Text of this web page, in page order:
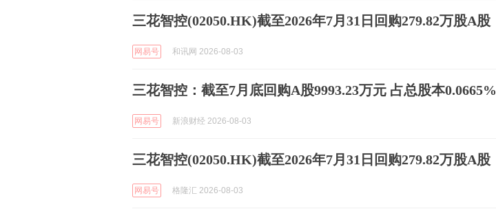
三花智控(02050.HK)截至2026年7月31日回购279.82万股A股
网易号 和讯网 2026-08-03
三花智控：截至7月底回购A股9993.23万元 占总股本0.0665%
网易号 新浪财经 2026-08-03
三花智控(02050.HK)截至2026年7月31日回购279.82万股A股
网易号 格隆汇 2026-08-03